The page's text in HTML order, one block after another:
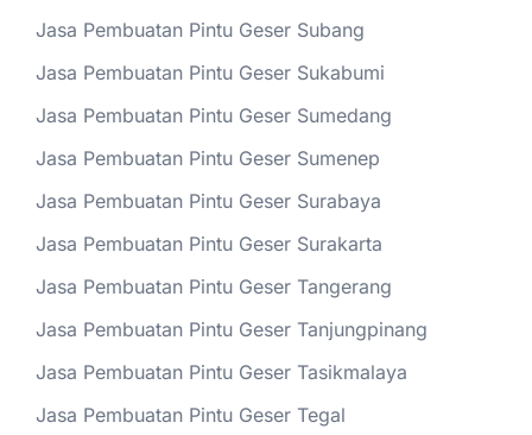
Jasa Pembuatan Pintu Geser Subang
Jasa Pembuatan Pintu Geser Sukabumi
Jasa Pembuatan Pintu Geser Sumedang
Jasa Pembuatan Pintu Geser Sumenep
Jasa Pembuatan Pintu Geser Surabaya
Jasa Pembuatan Pintu Geser Surakarta
Jasa Pembuatan Pintu Geser Tangerang
Jasa Pembuatan Pintu Geser Tanjungpinang
Jasa Pembuatan Pintu Geser Tasikmalaya
Jasa Pembuatan Pintu Geser Tegal